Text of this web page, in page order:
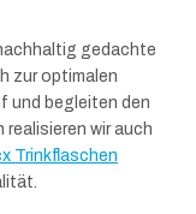
gedachte
zur optimalen
und begleiten den
wir auch
Trinkflaschen